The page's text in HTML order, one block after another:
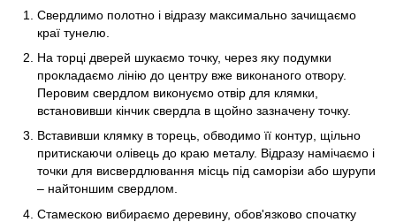
Свердлимо полотно і відразу максимально зачищаємо
краї тунелю.
На торці дверей шукаємо точку, через яку подумки
прокладаємо лінію до центру вже виконаного отвору.
Перовим свердлом виконуємо отвір для клямки,
встановивши кінчик свердла в щойно зазначену точку.
Вставивши клямку в торець, обводимо її контур, щільно
притискаючи олівець до краю металу. Відразу намічаємо і
точки для висвердлювання місць під саморізи або шурупи
– найтоншим свердлом.
Стамескою вибираємо деревину, обов'язково спочатку